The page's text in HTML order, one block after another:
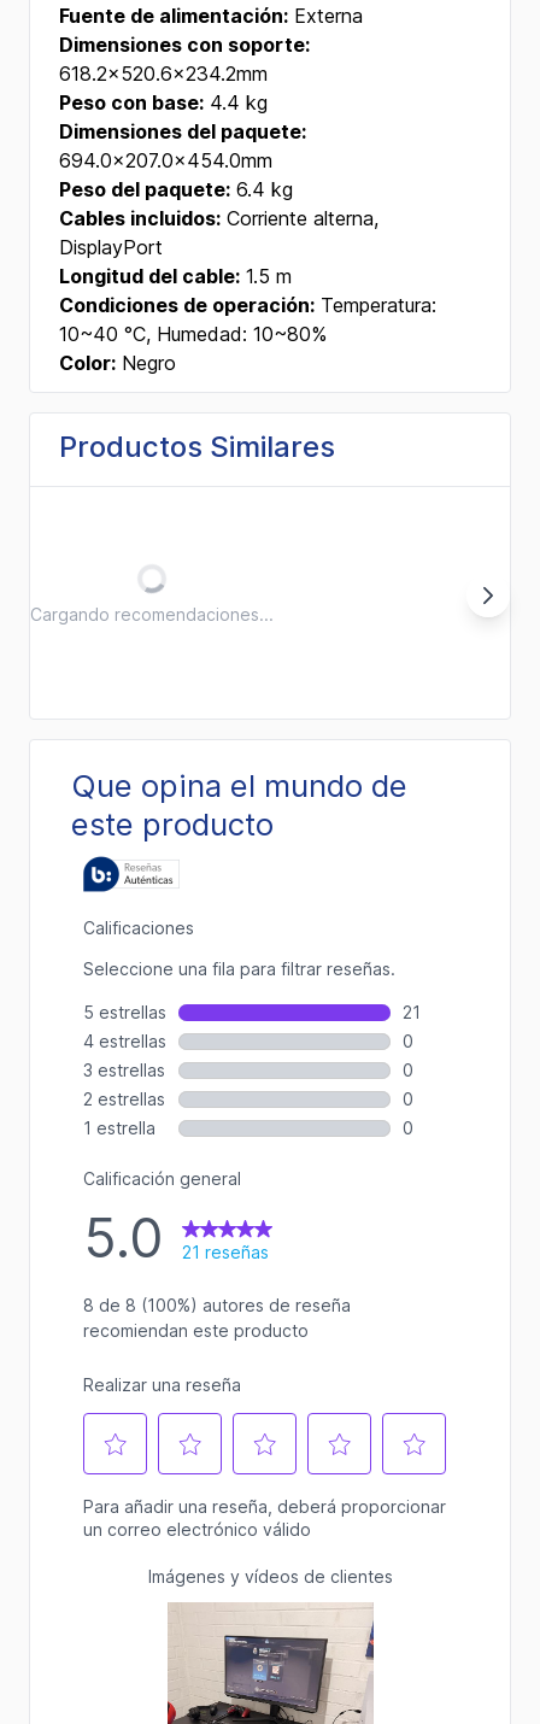
Fuente de alimentación: Externa
Dimensiones con soporte:
618.2x520.6x234.2mm
Peso con base: 4.4 kg
Dimensiones del paquete:
694.0x207.0x454.0mm
Peso del paquete: 6.4 kg
Cables incluidos: Corriente alterna,
DisplayPort
Longitud del cable: 1.5 m
Condiciones de operación: Temperatura:
10~40 °C, Humedad: 10~80%
Color: Negro
Productos Similares
Cargando recomendaciones...